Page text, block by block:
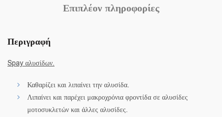
Επιπλέον πληροφορίες
Περιγραφή
Spay αλυσίδων.
Καθαρίζει και λιπαίνει την αλυσίδα.
Λιπαίνει και παρέχει μακροχρόνια φροντίδα σε αλυσίδες
μοτοσυκλετών και άλλες αλυσίδες.